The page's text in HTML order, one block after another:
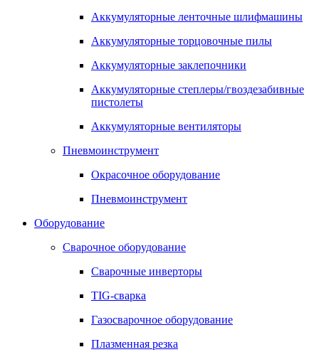
Аккумуляторные ленточные шлифмашины
Аккумуляторные торцовочные пилы
Аккумуляторные заклепочники
Аккумуляторные степлеры/гвоздезабивные
пистолеты
Аккумуляторные вентиляторы
Пневмоинструмент
Окрасочное оборудование
Пневмоинструмент
Оборудование
Сварочное оборудование
Сварочные инверторы
TIG-сварка
Газосварочное оборудование
Плазменная резка